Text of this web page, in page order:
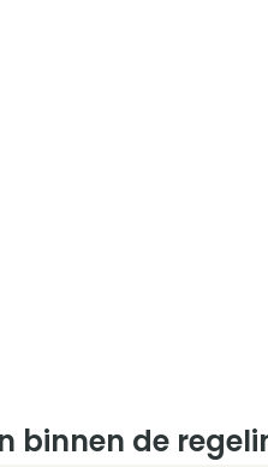
binnen de